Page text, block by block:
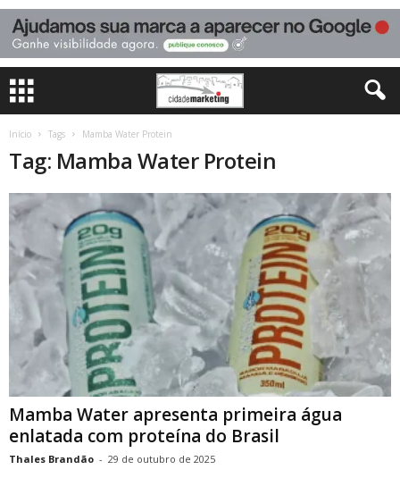
Início Tags Mamba Water Protein
Tag: Mamba Water Protein
Mamba Water apresenta primeira água
enlatada com proteína do Brasil
Thales Brandão - 29 de outubro de 2025